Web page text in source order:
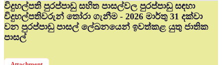
විදුහල්පති පුරප්පාඩු සහිත පාසල්වල පුරප්පාඩු සඳහා
විදුහල්පතිවරුන් තෝරා ගැනීම - 2026 මාර්තු 31 දක්වා
වන පුරප්පාඩු පාසල් ලේඛනයෙන් ඉවත්කළ යුතු ජාතික
පාසල්